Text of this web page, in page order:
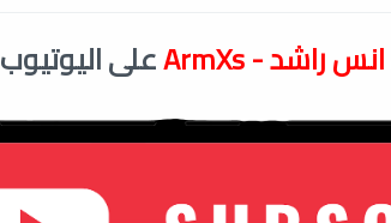
انس راشد - ArmXs على اليوتيوب